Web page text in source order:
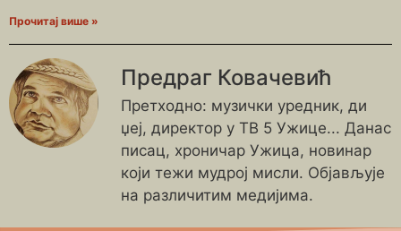
Прочитај више »
Предраг Ковачевић
Претходно: музички уредник, ди
џеј, директор у ТВ 5 Ужице... Данас
писац, хроничар Ужица, новинар
који тежи мудрој мисли. Објављује
на различитим медијима.